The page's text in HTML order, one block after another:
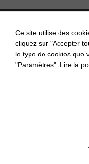
ACCUEIL
POLITIQUE DE
GESTION DES
Ce site utilise des
cliquez sur "Accepter
le type de cookies que
"Paramètres". Lire la